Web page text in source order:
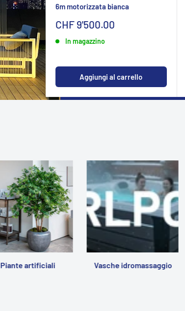
6m motorizzata bianca
Sonderpreis
CHF 9'500.00
In magazzino
Aggiungi al carrello
Piante artificiali Vasche idromassaggio